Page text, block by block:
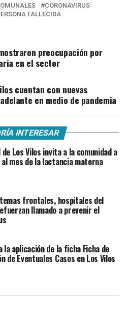
CORONAVIRUS
FALLECIDA
preocupación por
en el sector
cuentan con nuevas
en medio de pandemia
INTERESAR
Los Vilos invita a la comunidad a
mes de la lactancia materna
frontales, hospitales del
llamado a prevenir el
la aplicación de la ficha Ficha de
de Eventuales Casos en Los Vilos